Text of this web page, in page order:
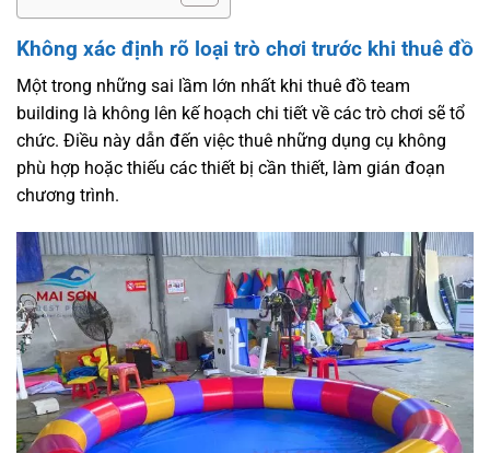
Không xác định rõ loại trò chơi trước khi thuê đồ
Một trong những sai lầm lớn nhất khi thuê đồ team
building là không lên kế hoạch chi tiết về các trò chơi sẽ tổ
chức. Điều này dẫn đến việc thuê những dụng cụ không
phù hợp hoặc thiếu các thiết bị cần thiết, làm gián đoạn
chương trình.